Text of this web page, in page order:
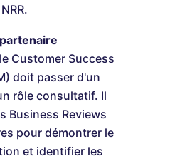
le Customer Success
doit passer d'un
rôle consultatif. Il
Business Reviews
pour démontrer le
et identifier les